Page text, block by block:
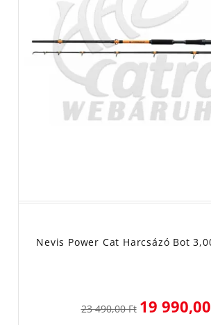
Nevis Power Cat Harcsázó Bot
23 490,00 Ft 19